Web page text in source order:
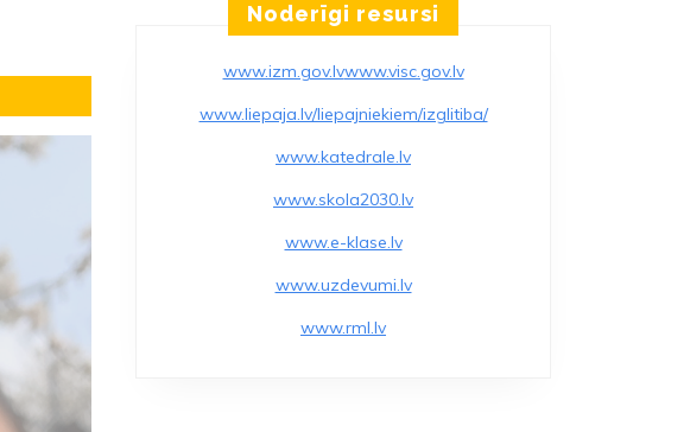
Noderīgi resursi
www.izm.gov.lvwww.visc.gov.lv
www.liepaja.lv/liepajniekiem/izglitiba/
www.katedrale.lv
www.skola2030.lv
www.e-klase.lv
www.uzdevumi.lv
www.rml.lv